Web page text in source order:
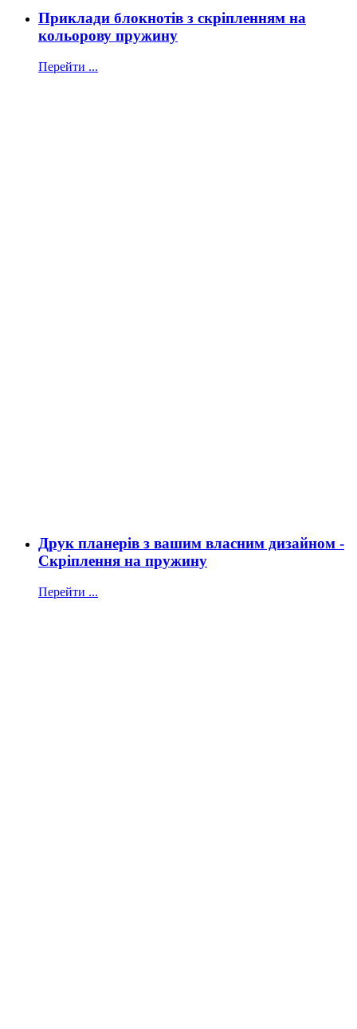
Приклади блокнотів з скріпленням на
кольорову пружину
Перейти ...
Друк планерів з вашим власним дизайном -
Скріплення на пружину
Перейти ...